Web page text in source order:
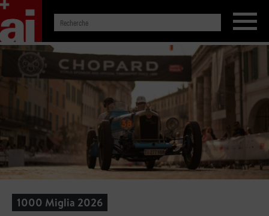
1000 Miglia 2026